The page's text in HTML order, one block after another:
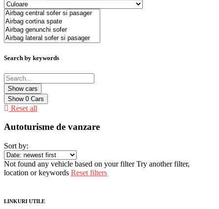
Search by keywords
Show 0 Cars
Reset all
Autoturisme de vanzare
Sort by:
Not found any vehicle based on your filter Try another filter,
location or keywords Reset filters
LINKURI UTILE